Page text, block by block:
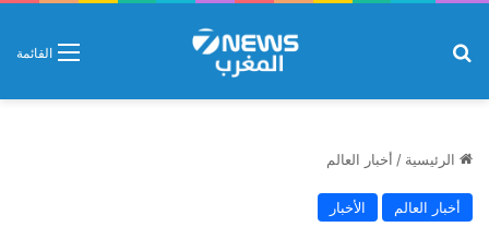
القائمة
الرئيسية / أخبار العالم
أخبار العالم الأخبار